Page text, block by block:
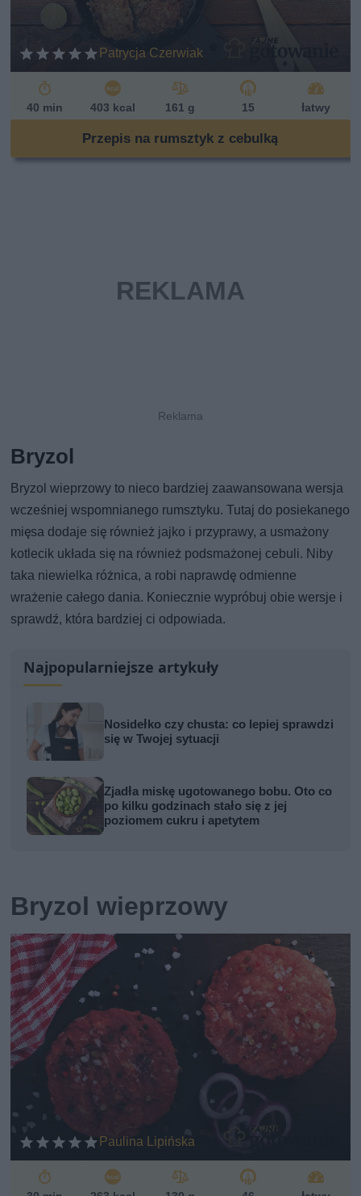
Patrycja Czerwiak
40 min 403 kcal 161 g 15 łatwy
Przepis na rumsztyk z cebulką
Bryzol
Bryzol wieprzowy to nieco bardziej zaawansowana wersja
wcześniej wspomnianego rumsztyku. Tutaj do posiekanego
mięsa dodaje się również jajko i przyprawy, a usmażony
kotlecik układa się na również podsmażonej cebuli. Niby
taka niewielka różnica, a robi naprawdę odmienne
wrażenie całego dania. Koniecznie wypróbuj obie wersje i
sprawdź, która bardziej ci odpowiada.
Najpopularniejsze artykuły
Nosidełko czy chusta: co lepiej sprawdzi
się w Twojej sytuacji
Zjadła miskę ugotowanego bobu. Oto co
po kilku godzinach stało się z jej
poziomem cukru i apetytem
Bryzol wieprzowy
Paulina Lipińska